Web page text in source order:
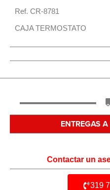
Ref. CR-8781
CAJA TERMOSTATO
ENTREGAS
Contactar un
319